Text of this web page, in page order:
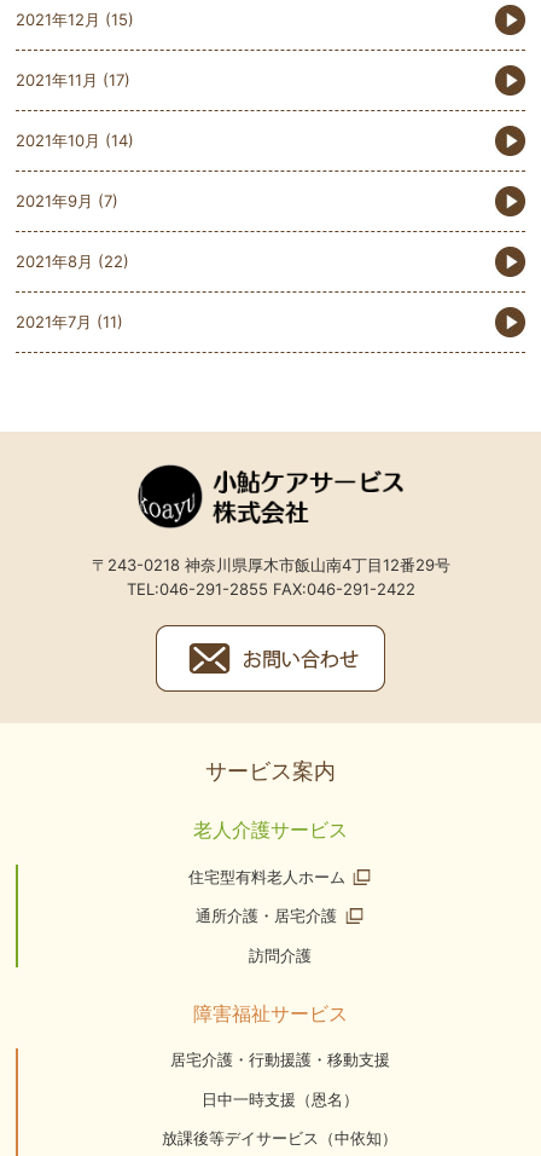
2021年12月 (15)
2021年11月 (17)
2021年10月 (14)
2021年9月 (7)
2021年8月 (22)
2021年7月 (11)
〒243-0218 神奈川県厚木市飯山南4丁目12番29号
TEL:046-291-2855 FAX:046-291-2422
サービス案内
老人介護サービス
住宅型有料老人ホーム
通所介護・居宅介護
訪問介護
障害福祉サービス
居宅介護・行動援護・移動支援
日中一時支援（恩名）
放課後等デイサービス（中依知）